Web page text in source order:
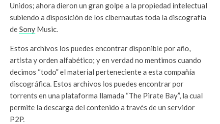
Unidos; ahora dieron un gran golpe a la propiedad intelectual
subiendo a disposición de los cibernautas toda la discografía
deSony Music.
Estos archivos los puedes encontrar disponible por año,
artista y orden alfabético; y en verdad no mentimos cuando
decimos “todo” el material perteneciente a esta compañía
discográfica. Estos archivos los puedes encontrar por
torrents en una plataforma llamada “The Pirate Bay”, la cual
permite la descarga del contenido a través de un servidor
P2P.